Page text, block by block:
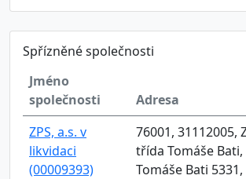
Spřízněné společnosti
Jméno
společnosti
Adresa
ZPS, a.s. v
likvidaci
(00009393)
76001, 31112005,
třída Tomáše
Tomáše Bati